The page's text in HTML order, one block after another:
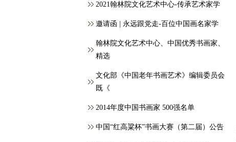
2021翰林院文化艺术中心-传承艺术家学
邀请函 | 永远跟党走-百位中国画名家学
翰林院文化艺术中心、中国优秀书画家、
精选
文化部《中国老年书画艺术》编辑委员会
既《
2014年度中国书画家 500强名单
中国“红高粱杯”书画大赛（第二届）公告